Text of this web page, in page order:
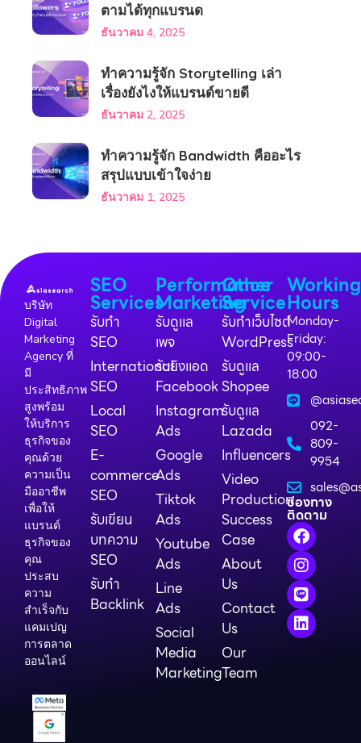
ตามได้ทุกแบรนด
ธันวาคม 4, 2025
ทำความรู้จัก Storytelling เล่า
เรื่องยังไงให้แบรนด์ขายดี
ธันวาคม 2, 2025
ทำความรู้จัก Bandwidth คืออะไร
สรุปแบบเข้าใจง่าย
ธันวาคม 1, 2025
บริษัท
Digital
Marketing
Agency ที่
มี
ประสิทธิภาพ
สูงพร้อม
ให้บริการ
ธุรกิจของ
คุณด้วย
ความเป็น
มืออาชีพ
เพื่อให้
แบรนด์
ธุรกิจของ
คุณ
ประสบ
ความ
สำเร็จกับ
แคมเปญ
การตลาด
ออนไลน์
SEO
Services
รับทำ
SEO
International
SEO
Local
SEO
E-
commerce
SEO
รับเขียน
บทความ
SEO
รับทำ
Backlink
Performance
Marketing
รับดูแล
เพจ
รับยิงแอด
Facebook
Instagram
Ads
Google
Ads
Tiktok
Ads
Youtube
Ads
Line
Ads
Social
Media
Marketing
Other
Service
รับทำเว็บไซต์
WordPress
รับดูแล
Shopee
รับดูแล
Lazada
Influencers
Video
Production
Success
Case
About
Us
Contact
Us
Our
Team
Working
Hours
Monday-
Friday:
09:00-
18:00
092-
809-
9954
ช่องทาง
ติดตาม